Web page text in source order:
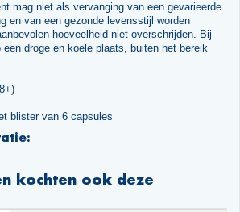
mag niet als vervanging van een gevarieerde
en van een gezonde levensstijl worden
hoeveelheid niet overschrijden. Bij
een droge en koele plaats, buiten het bereik
blister van 6 capsules
kochten ook deze